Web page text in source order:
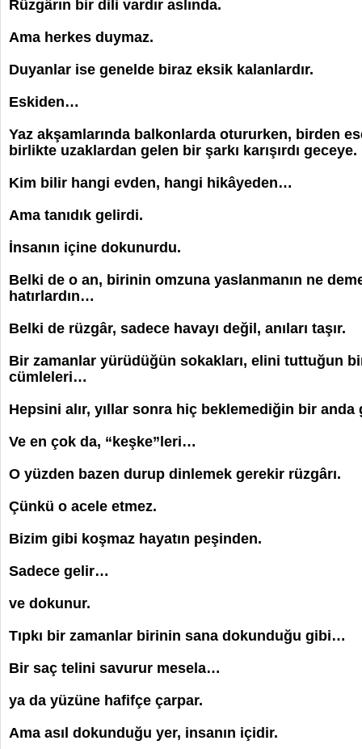
Rüzgârın bir dili vardır aslında.
Ama herkes duymaz.
Duyanlar ise genelde biraz eksik kalanlardır.
Eskiden…
Yaz akşamlarında balkonlarda otururken, birden
birlikte uzaklardan gelen bir şarkı karışırdı geceye.
Kim bilir hangi evden, hangi hikâyeden…
Ama tanıdık gelirdi.
İnsanın içine dokunurdu.
Belki de o an, birinin omzuna yaslanmanın ne
hatırlardın…
Belki de rüzgâr, sadece havayı değil, anıları taşır.
Bir zamanlar yürüdüğün sokakları, elini tuttuğun
cümleleri…
Hepsini alır, yıllar sonra hiç beklemediğin bir
Ve en çok da, “keşke”leri…
O yüzden bazen durup dinlemek gerekir rüzgârı.
Çünkü o acele etmez.
Bizim gibi koşmaz hayatın peşinden.
Sadece gelir…
ve dokunur.
Tıpkı bir zamanlar birinin sana dokunduğu gibi…
Bir saç telini savurur mesela…
ya da yüzüne hafifçe çarpar.
Ama asıl dokunduğu yer, insanın içidir.